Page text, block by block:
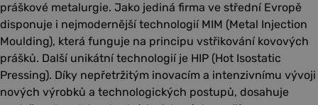
práškové metalurgie. Jako jediná firma ve střední Evropě
disponuje i nejmodernější technologií MIM (Metal Injection
Moulding), která funguje na principu vstřikování kovových
prášků. Další unikátní technologií je HIP (Hot Isostatic
Pressing). Díky nepřetržitým inovacím a intenzivnímu vývoji
nových výrobků a technologických postupů, dosahuje